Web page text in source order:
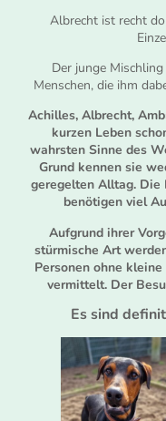
Albrecht ist recht
Der junge
Menschen, die ihm
Achilles, Albrecht,
kurzen Leben
wahrsten Sinne des
Grund kennen sie
geregelten Alltag. Die
benötigen viel
Aufgrund ihrer
stürmische Art
Personen ohne
vermittelt. Der
Es sind